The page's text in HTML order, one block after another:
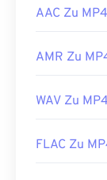
AAC Zu MP4
AMR Zu
WAV Zu MP4
FLAC Zu